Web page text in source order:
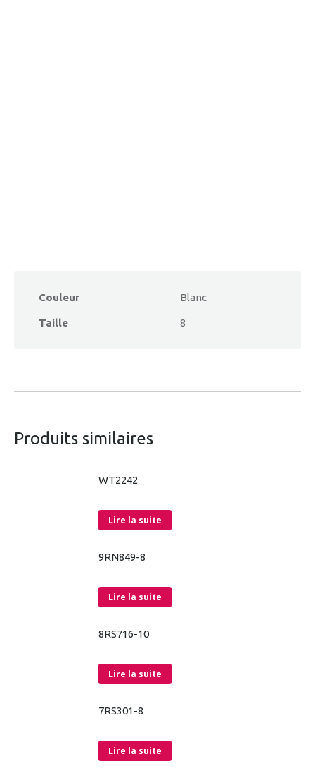
Couleur Blanc
Taille 8
Produits similaires
WT2242
Lire la suite
9RN849-8
Lire la suite
8RS716-10
Lire la suite
7RS301-8
Lire la suite